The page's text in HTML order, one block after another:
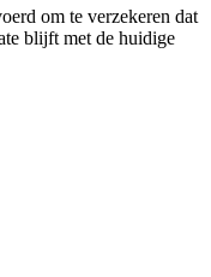
om te verzekeren dat
blijft met de huidige